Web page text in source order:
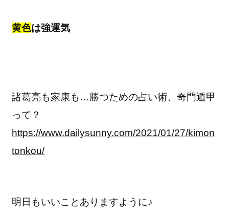
黄色は強運気
諸葛亮も家康も…勝つための占い術、奇門遁甲
って？
https://www.dailysunny.com/2021/01/27/kimon
tonkou/
明日もいいことありますように♪